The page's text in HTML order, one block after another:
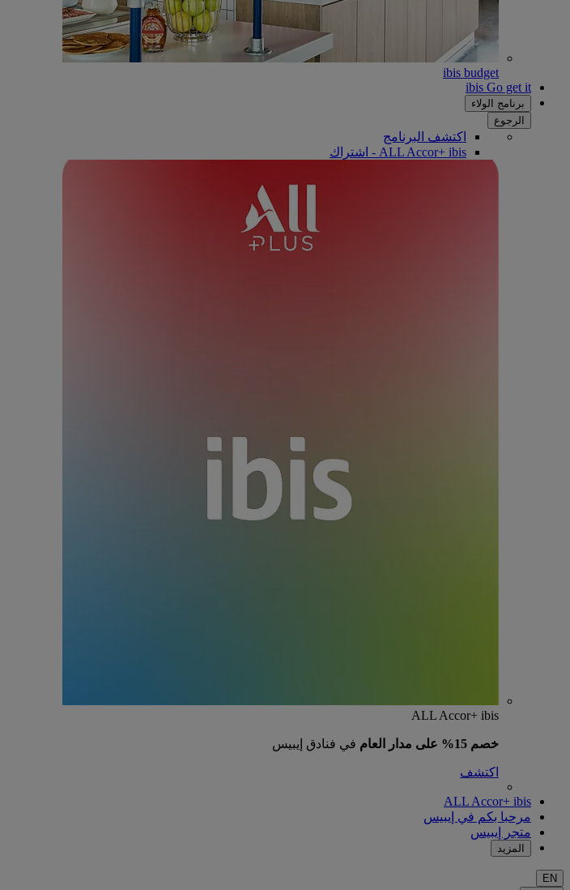
ibis budget
ibis Go get it
برنامج الولاء
الرجوع
اكتشف البرنامج
ALL Accor+ ibis - اشتراك
ALL Accor+ ibis
خصم 15% على مدار العام في فنادق إيبيس
اكتشف
ALL Accor+ ibis
مرحبا بكم في إيبيس
متجر إيبيس
المزيد
EN